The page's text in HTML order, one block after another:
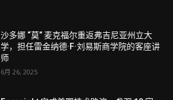
沙多娜 “莫” 麦克福尔重返弗吉尼亚州立大
学，担任雷金纳德·F·刘易斯商学院的客座讲
师
6月 26, 2025